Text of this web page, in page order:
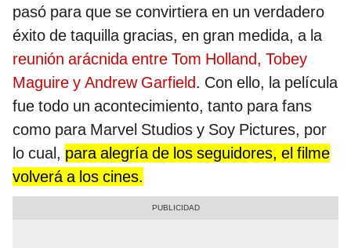
pasó para que se convirtiera en un verdadero
éxito de taquilla gracias, en gran medida, a la
reunión arácnida entre Tom Holland, Tobey
Maguire y Andrew Garfield. Con ello, la película
fue todo un acontecimiento, tanto para fans
como para Marvel Studios y Soy Pictures, por
lo cual, para alegría de los seguidores, el filme
volverá a los cines.